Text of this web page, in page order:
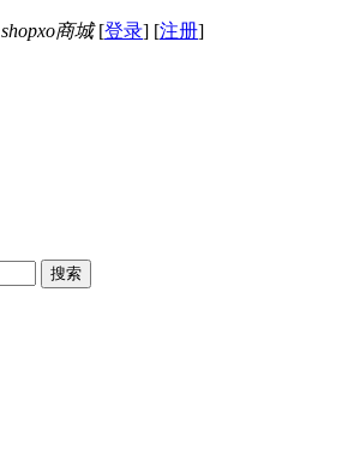
shopxo商城[登录] [注册]